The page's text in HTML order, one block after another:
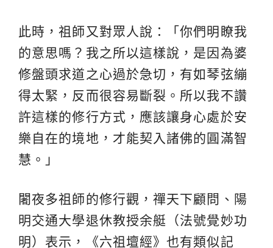
此時，祖師又對眾人說：「你們明瞭我
的意思嗎？我之所以這樣說，是因為婆
修盤頭求道之心過於急切，有如琴弦繃
得太緊，反而很容易斷裂。所以我不讚
許這樣的修行方式，應該讓身心處於安
樂自在的境地，才能契入諸佛的圓滿智
慧。」
闍夜多祖師的修行觀，禪天下顧問、陽
明交通大學退休教授余艇（法號覺妙功
明）表示，《六祖壇經》也有類似記